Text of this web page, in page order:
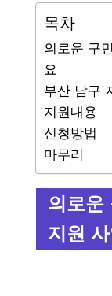
목차
의로운 구
요
부산 남구
지원내용
신청방법
마무리
의로운
지원